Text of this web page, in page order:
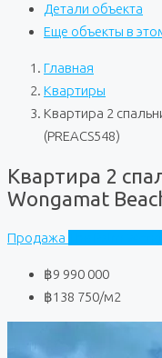
Детали объекта
Еще объекты в
Главная
Квартиры
Квартира 2
(PREACS548)
Квартира 2
Wongamat
Продажа
฿9 990 000
฿138 750/м2